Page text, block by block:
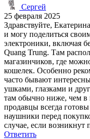
Сергей
25 февраля 2025
Здравствуйте,
и могу поделиться
электроники, включая
Quang Trung. Там
магазинчиков, где
кошелек. Особенно
часто бывают
ушками, глазками и
там обычно ниже, чем в
продавцы всегда готовы
наушники перед
случае, если возникнут
Ответить